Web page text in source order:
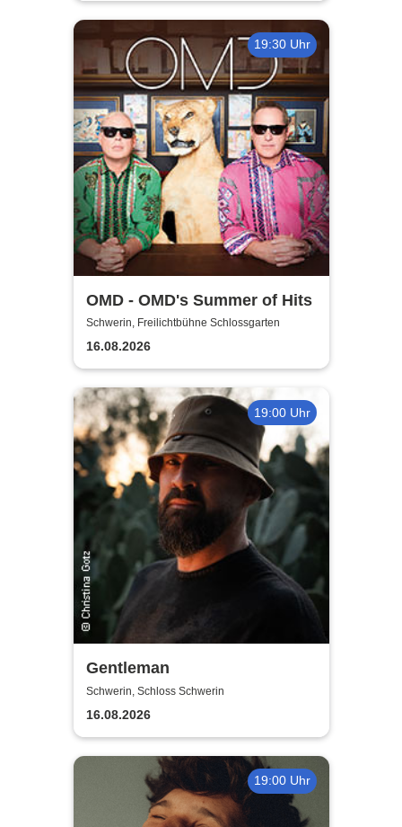
19:30 Uhr
OMD - OMD's Summer of Hits
Schwerin, Freilichtbühne Schlossgarten
16.08.2026
19:00 Uhr
Gentleman
Schwerin, Schloss Schwerin
16.08.2026
19:00 Uhr